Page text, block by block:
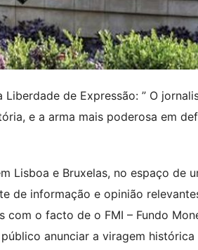
de Expressão: ” O
e a arma mais poderosa em
Lisboa e Bruxelas, no espaço de
de informação e opinião
com o facto de o FMI – Fundo
anunciar a viragem histórica